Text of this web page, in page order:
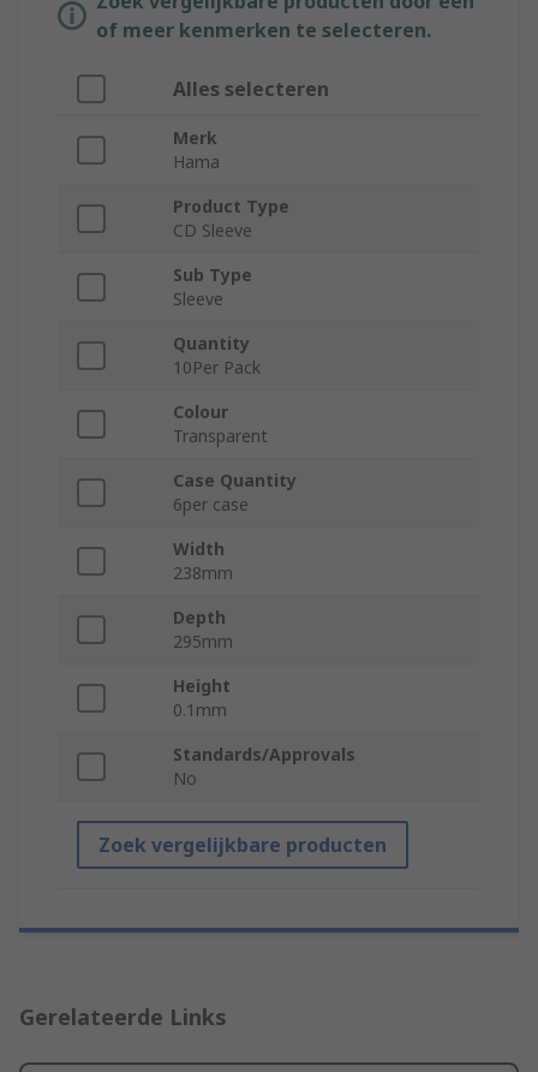
of meer kenmerken te selecteren.
Alles selecteren
Merk
Hama
Product Type
CD Sleeve
Sub Type
Sleeve
Quantity
10Per Pack
Colour
Transparent
Case Quantity
6per case
Width
238mm
Depth
295mm
Height
0.1mm
Standards/Approvals
No
Zoek vergelijkbare producten
Gerelateerde Links